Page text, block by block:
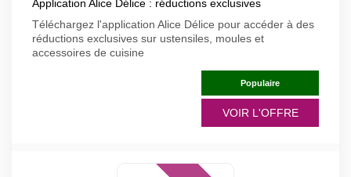
Application Alice Délice : réductions exclusives
Téléchargez l'application Alice Délice pour accéder à des
réductions exclusives sur ustensiles, moules et
accessoires de cuisine
Populaire
VOIR L'OFFRE